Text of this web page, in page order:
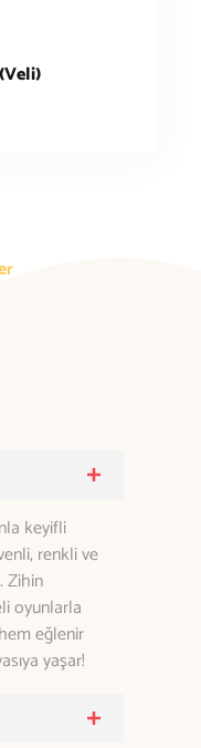
keyifli
renkli ve
Zihin
oyunlarla
eğlenir
yaşar!